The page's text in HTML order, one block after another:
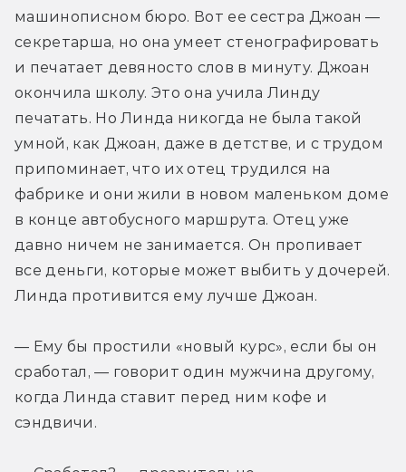
машинописном бюро. Вот ее сестра Джоан —
секретарша, но она умеет стенографировать
и печатает девяносто слов в минуту. Джоан
окончила школу. Это она учила Линду
печатать. Но Линда никогда не была такой
умной, как Джоан, даже в детстве, и с трудом
припоминает, что их отец трудился на
фабрике и они жили в новом маленьком доме
в конце автобусного маршрута. Отец уже
давно ничем не занимается. Он пропивает
все деньги, которые может выбить у дочерей.
Линда противится ему лучше Джоан.
— Ему бы простили «новый курс», если бы он
сработал, — говорит один мужчина другому,
когда Линда ставит перед ним кофе и
сэндвичи.